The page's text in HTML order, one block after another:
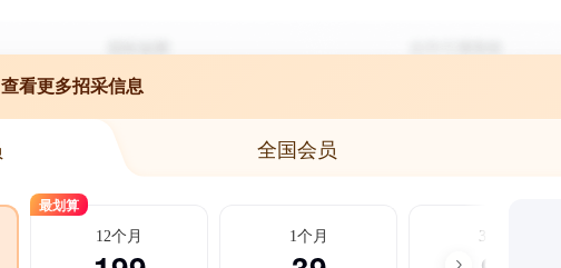
看更多招采信息
全国会员
最划算
12个月 1个月 3个月